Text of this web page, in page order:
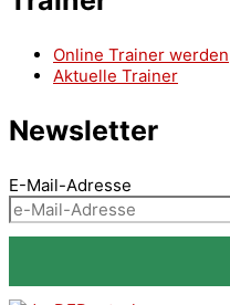
Online Trainer werden
Aktuelle Trainer
Newsletter
E-Mail-Adresse